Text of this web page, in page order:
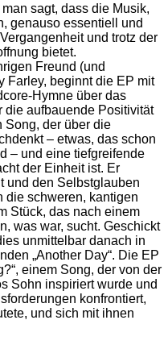
sagt, dass die Musik,
genauso essentiell und
und trotz der
bietet.
Freund (und
Farley, beginnt die EP mit
Hymne über das
die aufbauende Positivität
Song, der über die
– etwas, das schon
– und eine tiefgreifende
der Einheit ist. Er
und den Selbstglauben
die schweren, kantigen
Stück, das nach einem
was war, sucht. Geschickt
unmittelbar danach in
„Another Day“. Die EP
einem Song, der von der
Sohn inspiriert wurde und
konfrontiert,
und sich mit ihnen